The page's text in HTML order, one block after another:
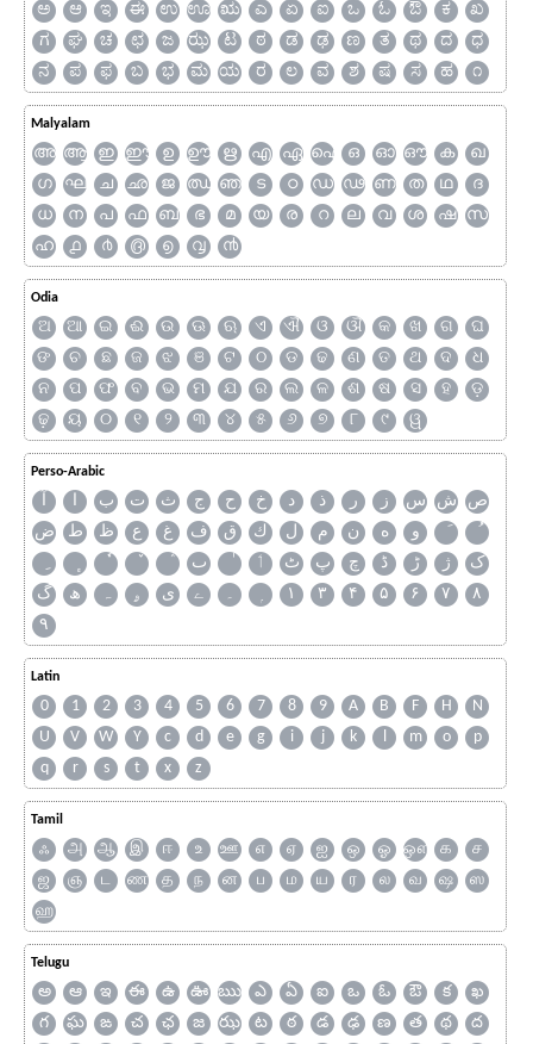
ಅ ಆ ಇ ಈ ಉ ಊ ಋ ಎ ಏ ಐ ಒ ಓ ಔ ಕ
ಖ
ಗ
ಘ ಚ ಛ ಜ ಝ ಟ ಠ ಡ ಢ ಣ ತ ಥ ದ
ಧ
ನ
ಪ ಫ ಬ ಭ ಮ ಯ ರ ಲ ವ ಶ ಷ ಸ ಹ ೧
Malyalam
അ ആ ഇ ഈ ഉ ഊ ഋ എ ഏ ഐ ഒ ഓ ഔ ക
ഖ
ഗ
ഘ ച ഛ ജ ഝ ഞ ട ഠ ഡ ഢ ണ ത ഥ
ദ
ധ
ന പ ഫ ബ ഭ മ യ ര റ ല വ ശ ഷ
സ
ഹ
൧ ൪ ൫ ൭ ൮ ൯
Odia
ଅ ଆ ଇ ଈ ଉ ଊ ଋ ଏ ଐ ଓ ଔ କ ଖ ଗ
ଘ
ଙ
ଚ ଛ ଜ ଝ ଞ ଟ ଠ ଡ ଢ ଣ ତ ଥ ଦ
ଧ
ନ
ପ ଫ ବ ଭ ମ ଯ ର ଲ ଳ ଶ ଷ ସ ହ
ଡ଼
ଢ଼
ୟ ୦ ୧ ୨ ୩ ୪ ୫ ୬ ୭ ୮ ୯ ୱ
Perso-Arabic
آ ا ب ت ث ج ح خ د ذ ر ز س ش ص
ض
ط ظ ع غ ف ق ك ل م ن ه
و
ٮ
ٲ ٹ پ چ ڈ ڑ ژ
ک
گ
ھ ہ ۄ ی ے ۔ ۱ ۳ ۴ ۵ ۶ ۷
۸
۹
Latin
0 1 2 3 4 5 6 7 8 9 A B F H
N
U
V W Y c d e g i j k l m o
p
q
r s t x z
Tamil
ஃ அ ஆ இ ஈ உ ஊ எ ஏ ஐ ஒ ஓ ஔ க
ச
ஜ
ஞ ட ண த ந ன ப ம ய ர ல வ ஷ
ஸ
ஹ
Telugu
అ ఆ ఇ ఈ ఉ ఊ ఋ ఎ ఏ ఐ ఒ ఓ ఔ క
ఖ
గ
ఘ ఙ చ ఛ జ ఝ ట ఠ డ ఢ ణ త థ
ద